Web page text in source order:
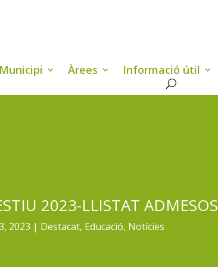
Municipi Àrees Informació útil
2023-LLISTAT ADMESOS
2023 Destacat, Educació, Notícies